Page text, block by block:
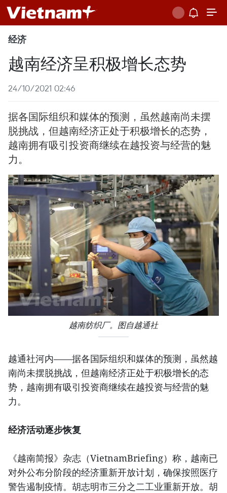
经济
越南经济呈积极增长态势
24/10/2021 02:46
据各国际组织和媒体的预测，虽然越南尚未摆
脱挑战，但越南经济正处于积极增长的态势，
越南拥有吸引投资商继续在越投资与经营的魅
力。
越南纺织厂。图自越通社
越通社河内——据各国际组织和媒体的预测，虽然越
南尚未摆脱挑战，但越南经济正处于积极增长的态
势，越南拥有吸引投资商继续在越投资与经营的魅
力。
经济活动逐步恢复
《越南简报》杂志（VietnamBriefing）称，越南已
对外公布分阶段的经济重新开放计划，确保按照医疗
警告遏制疫情。胡志明市三分之二工业重新开放。胡